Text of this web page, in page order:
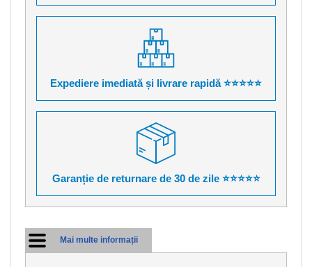
Expediere imediată și livrare rapidă ⭐⭐⭐⭐⭐
Garanție de returnare de 30 de zile ⭐⭐⭐⭐⭐
Mai multe informații